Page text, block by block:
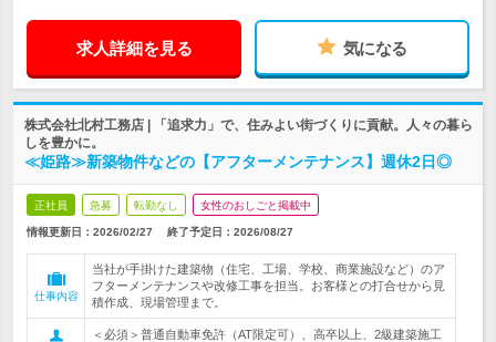
求人詳細を見る 気になる
株式会社北村工務店 | 「追求力」で、住みよい街づくりに貢献。人々の暮ら
しを豊かに。
≪姫路≫新築物件などの【アフターメンテナンス】週休2日◎
正社員 急募 転勤なし 女性のおしごと掲載中
情報更新日：2026/02/27 終了予定日： 2026/08/27
仕事内容
当社が手掛けた建築物（住宅、工場、学校、商業施設など）のア
フターメンテナンスや改修工事を担当。お客様との打合せから見
積作成、現場管理まで。
＜必須＞普通自動車免許（AT限定可）、高卒以上、2級建築施工